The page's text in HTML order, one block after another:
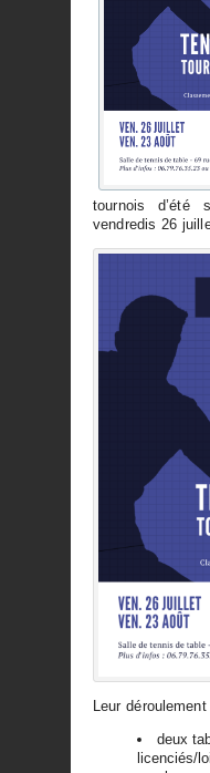
tournois
vendredis 26
Leur
deux
licenciés/